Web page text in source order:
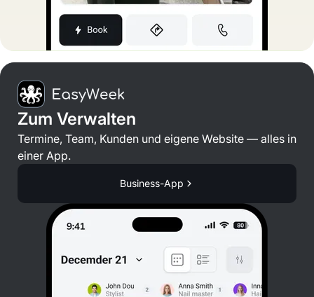
Zum Verwalten
Termine, Team, Kunden und eigene Website — alles in
einer App.
Business-App